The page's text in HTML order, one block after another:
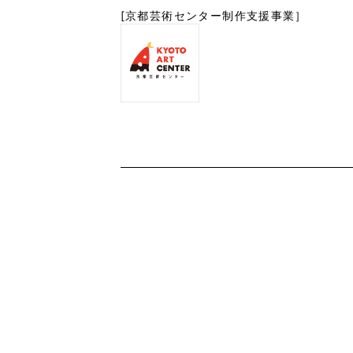
[京都芸術センター制作支援事業］